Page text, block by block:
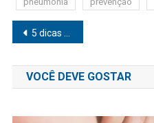
Navegação
de
Post
5 dicas para manter os cabelos sempre hidratados
VOCÊ DEVE GOSTAR